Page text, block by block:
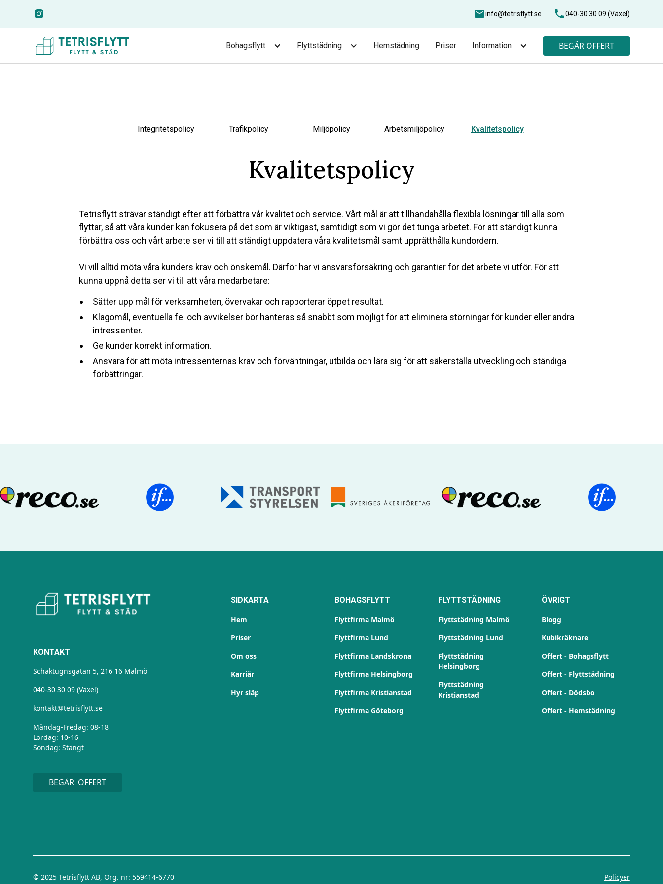
info@tetrisflytt.se 040-30 30 09 (Växel)
Bohagsflytt Flyttstädning Hemstädning Priser Information BEGÄR OFFERT
Integritetspolicy Trafikpolicy Miljöpolicy Arbetsmiljöpolicy Kvalitetspolicy
Kvalitetspolicy
Tetrisflytt strävar ständigt efter att förbättra vår kvalitet och service. Vårt mål är att tillhandahålla flexibla lösningar till alla som
flyttar, så att våra kunder kan fokusera på det som är viktigast, samtidigt som vi gör det tunga arbetet. För att ständigt kunna
förbättra oss och vårt arbete ser vi till att ständigt uppdatera våra kvalitetsmål samt upprätthålla kundordern.
Vi vill alltid möta våra kunders krav och önskemål. Därför har vi ansvarsförsäkring och garantier för det arbete vi utför. För att
kunna uppnå detta ser vi till att våra medarbetare:
Sätter upp mål för verksamheten, övervakar och rapporterar öppet resultat.
Klagomål, eventuella fel och avvikelser bör hanteras så snabbt som möjligt för att eliminera störningar för kunder eller andra
intressenter.
Ge kunder korrekt information.
Ansvara för att möta intressenternas krav och förväntningar, utbilda och lära sig för att säkerställa utveckling och ständiga
förbättringar.
KONTAKT
Schaktugnsgatan 5, 216 16 Malmö
040-30 30 09 (Växel)
kontakt@tetrisflytt.se
Måndag-Fredag: 08-18
Lördag: 10-16
Söndag: Stängt
BEGÄR OFFERT
SIDKARTA
Hem
Priser
Om oss
Karriär
Hyr släp
BOHAGSFLYTT
Flyttfirma Malmö
Flyttfirma Lund
Flyttfirma Landskrona
Flyttfirma Helsingborg
Flyttfirma Kristianstad
Flyttfirma Göteborg
FLYTTSTÄDNING
Flyttstädning Malmö
Flyttstädning Lund
Flyttstädning
Helsingborg
Flyttstädning
Kristianstad
ÖVRIGT
Blogg
Kubikräknare
Offert - Bohagsflytt
Offert - Flyttstädning
Offert - Dödsbo
Offert - Hemstädning
© 2025 Tetrisflytt AB, Org. nr: 559414-6770 Policyer